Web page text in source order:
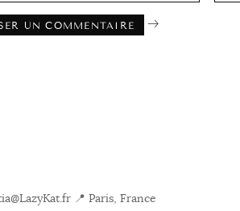
📍 Paris, France